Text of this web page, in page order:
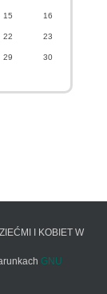
15 16
22 23
29 30
I KOBIET W
GNU